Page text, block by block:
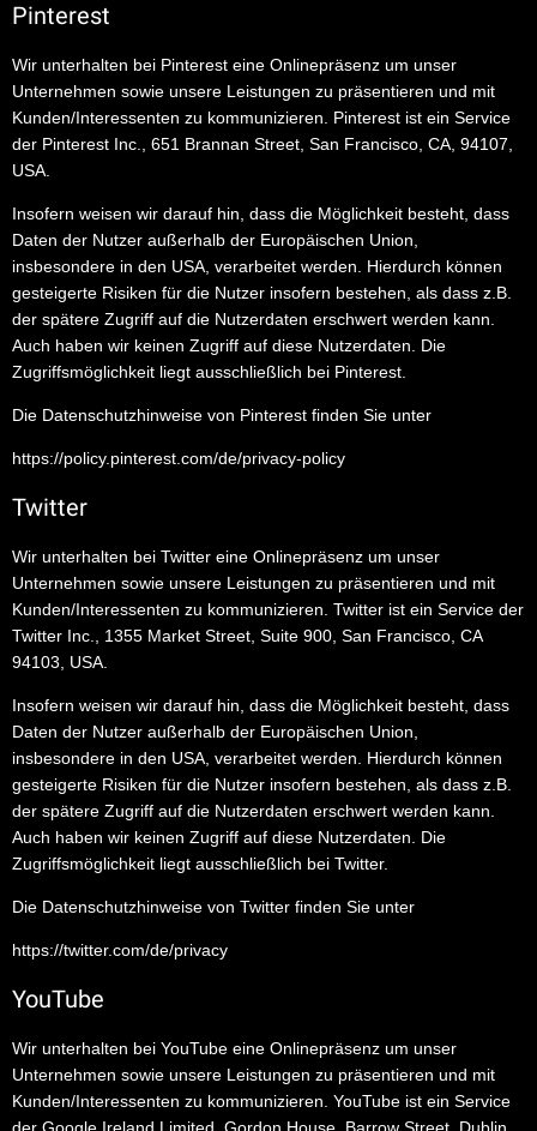
Pinterest
Wir unterhalten bei Pinterest eine Onlinepräsenz um unser
Unternehmen sowie unsere Leistungen zu präsentieren und mit
Kunden/Interessenten zu kommunizieren. Pinterest ist ein Service
der Pinterest Inc., 651 Brannan Street, San Francisco, CA, 94107,
USA.
Insofern weisen wir darauf hin, dass die Möglichkeit besteht, dass
Daten der Nutzer außerhalb der Europäischen Union,
insbesondere in den USA, verarbeitet werden. Hierdurch können
gesteigerte Risiken für die Nutzer insofern bestehen, als dass z.B.
der spätere Zugriff auf die Nutzerdaten erschwert werden kann.
Auch haben wir keinen Zugriff auf diese Nutzerdaten. Die
Zugriffsmöglichkeit liegt ausschließlich bei Pinterest.
Die Datenschutzhinweise von Pinterest finden Sie unter
https://policy.pinterest.com/de/privacy-policy
Twitter
Wir unterhalten bei Twitter eine Onlinepräsenz um unser
Unternehmen sowie unsere Leistungen zu präsentieren und mit
Kunden/Interessenten zu kommunizieren. Twitter ist ein Service der
Twitter Inc., 1355 Market Street, Suite 900, San Francisco, CA
94103, USA.
Insofern weisen wir darauf hin, dass die Möglichkeit besteht, dass
Daten der Nutzer außerhalb der Europäischen Union,
insbesondere in den USA, verarbeitet werden. Hierdurch können
gesteigerte Risiken für die Nutzer insofern bestehen, als dass z.B.
der spätere Zugriff auf die Nutzerdaten erschwert werden kann.
Auch haben wir keinen Zugriff auf diese Nutzerdaten. Die
Zugriffsmöglichkeit liegt ausschließlich bei Twitter.
Die Datenschutzhinweise von Twitter finden Sie unter
https://twitter.com/de/privacy
YouTube
Wir unterhalten bei YouTube eine Onlinepräsenz um unser
Unternehmen sowie unsere Leistungen zu präsentieren und mit
Kunden/Interessenten zu kommunizieren. YouTube ist ein Service